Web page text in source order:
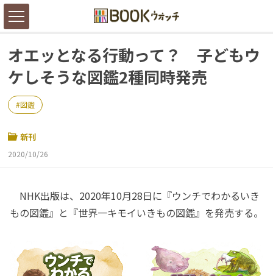
オエッとなる行動って？ 子どもウ
ケしそうな図鑑2種同時発売
図鑑
新刊
2020/10/26
NHK出版は、2020年10月28日に『ウンチでわかるいき
もの図鑑』と『世界一キモイいきもの図鑑』を発売する。